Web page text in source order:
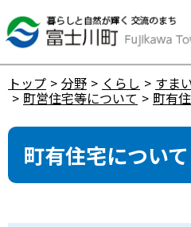
トップ 分野 くらし すま
町営住宅等について 町有
町有住宅について